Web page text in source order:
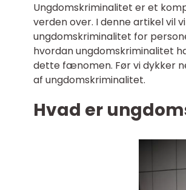
Ungdomskriminalitet er et
verden over. I denne artikel vil
ungdomskriminalitet for
hvordan ungdomskriminalitet
dette fænomen. Før vi dykker
af ungdomskriminalitet.
Hvad er